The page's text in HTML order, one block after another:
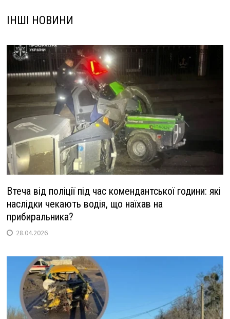
ІНШІ НОВИНИ
Втеча від поліції під час комендантської години: які
наслідки чекають водія, що наїхав на
прибиральника?
28.04.2026